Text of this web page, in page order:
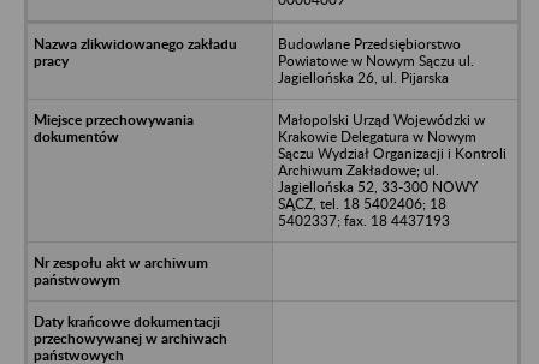
Budowlane Przedsiębiorstwo
Powiatowe w Nowym Sączu ul.
Jagiellońska 26, ul. Pijarska
Małopolski Urząd Wojewódzki w
Krakowie Delegatura w Nowym
Sączu Wydział Organizacji i Kontroli
Archiwum Zakładowe; ul.
Jagiellońska 52, 33-300 NOWY
SĄCZ, tel. 18 5402406; 18
5402337; fax. 18 4437193